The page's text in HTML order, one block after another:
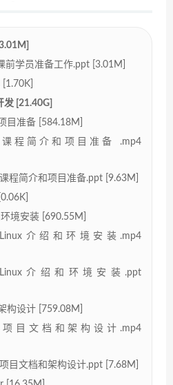
前学员准备工作.ppt [3.01M]
[21.40G]
目准备 [584.18M]
课程简介和项目准备 .mp4
程简介和项目准备.ppt [9.63M]
境安装 [690.55M]
Linux介绍和环境安装.mp4
Linux介绍和环境安装.ppt
构设计 [759.08M]
项目文档和架构设计.mp4
目文档和架构设计.ppt [7.68M]